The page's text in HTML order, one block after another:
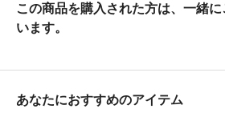
この商品を購入された方は、一緒
います。
あなたにおすすめのアイテム